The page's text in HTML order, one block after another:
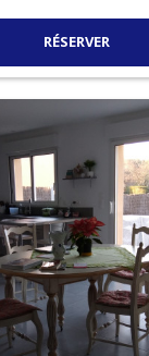
RÉSERVER